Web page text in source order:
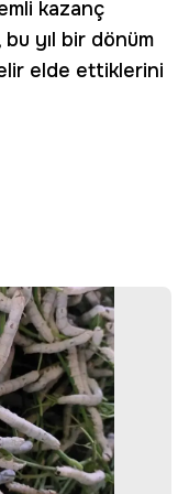
kazanç
bu yıl bir dönüm
elde ettiklerini